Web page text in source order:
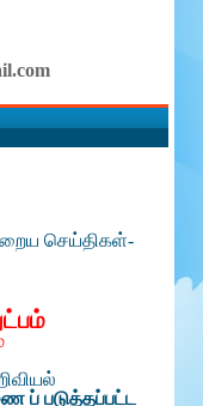
செய்திகள்-
ப் படுத்தப்பட்ட